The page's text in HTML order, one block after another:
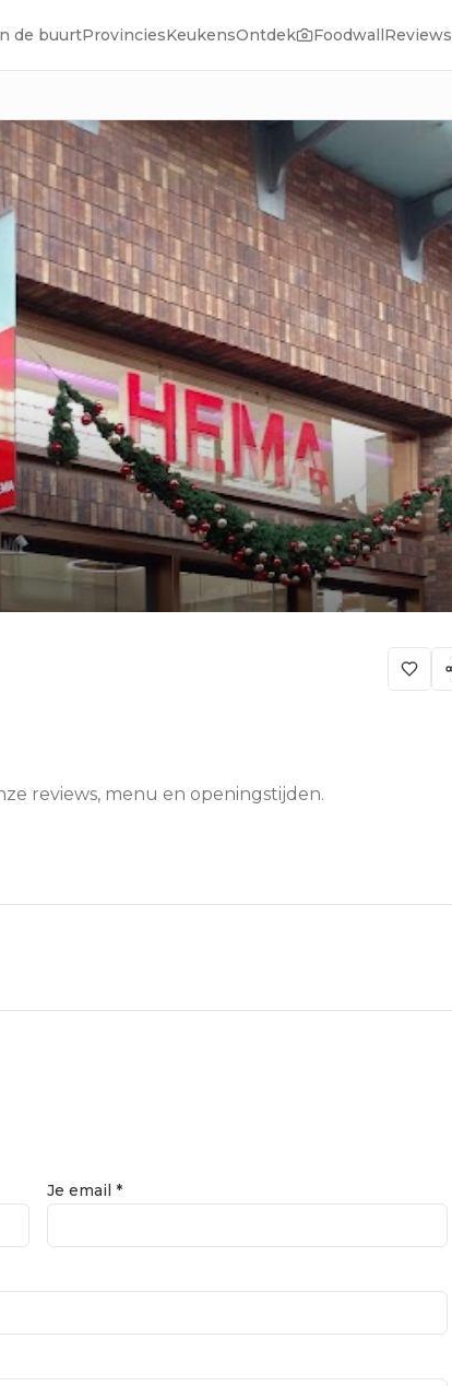
de buurtProvinciesKeukensOntdek FoodwallReviews
reviews, menu en openingstijden.
Je email *